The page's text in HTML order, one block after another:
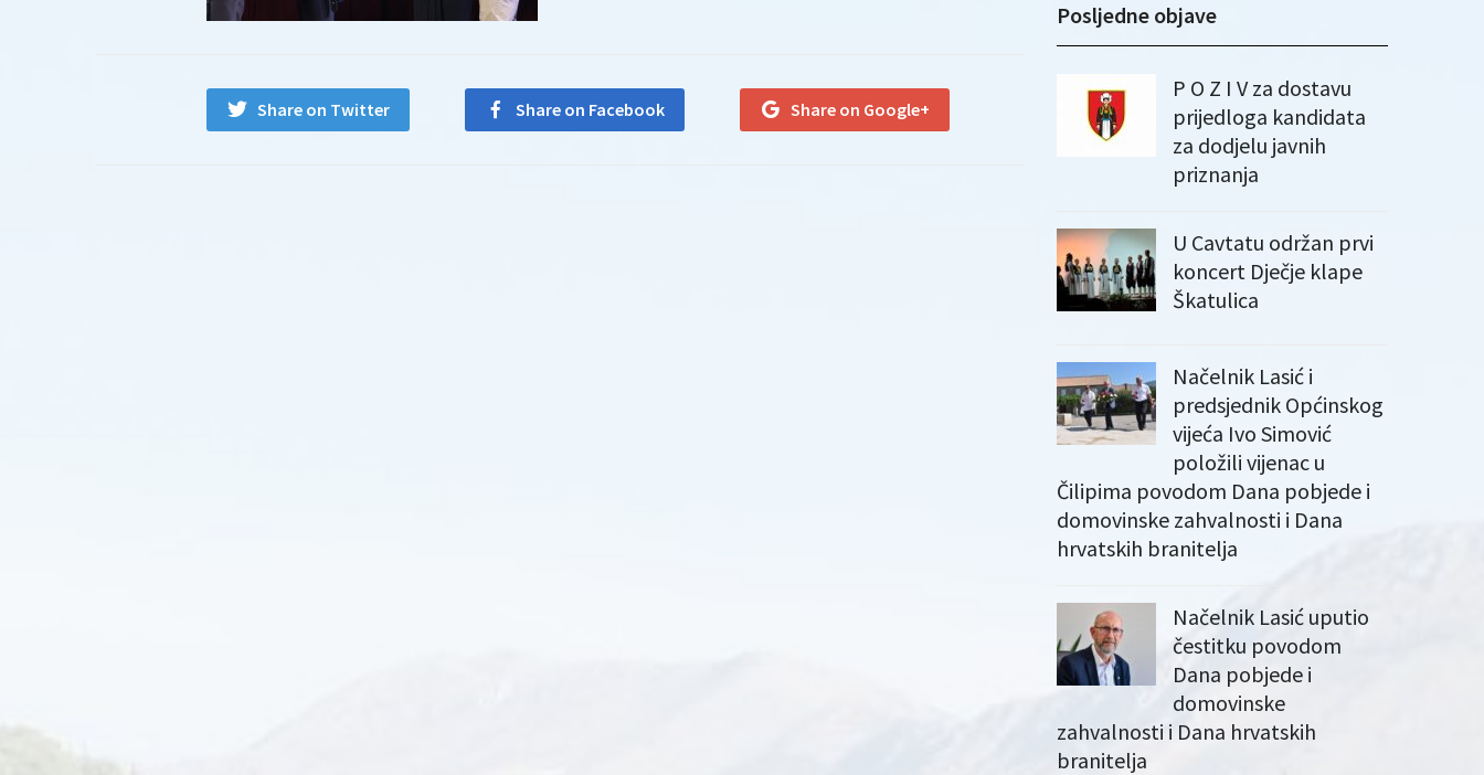
Share on Twitter Share on Facebook Share on Google+
Posljedne objave
P O Z I V za dostavu
prijedloga kandidata
za dodjelu javnih
priznanja
U Cavtatu održan prvi
koncert Dječje klape
Škatulica
Načelnik Lasić i
predsjednik Općinskog
vijeća Ivo Simović
položili vijenac u
Čilipima povodom Dana pobjede i
domovinske zahvalnosti i Dana
hrvatskih branitelja
Načelnik Lasić uputio
čestitku povodom
Dana pobjede i
domovinske
zahvalnosti i Dana hrvatskih
branitelja